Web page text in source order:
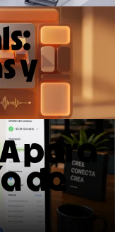
y
para
de